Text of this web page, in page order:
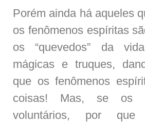
Porém ainda há aqueles
os fenômenos espíritas
os “quevedos” da
mágicas e truques,
que os fenômenos
coisas! Mas, se os
voluntários, por